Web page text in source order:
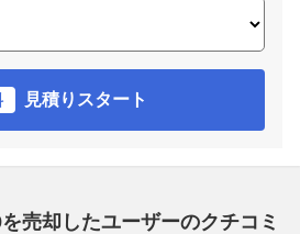
見積りスタート
売却したユーザーのクチコミ